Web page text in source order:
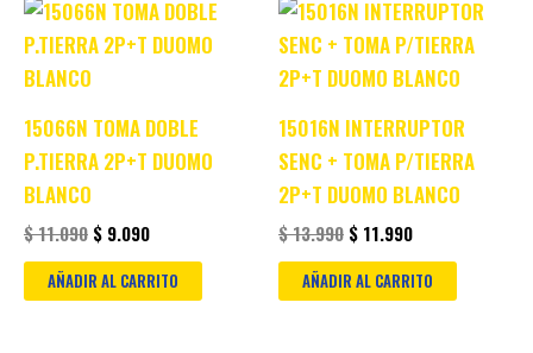
15066N TOMA DOBLE
P.TIERRA 2P+T DUOMO
BLANCO
$11.090
Original
price
was:
$ 9.090
Current
price
is:
AÑADIR AL CARRITO
15016N INTERRUPTOR
SENC + TOMA P/TIERRA
2P+T DUOMO BLANCO
$13.990
Original
price
was:
$ 13.990.
$ 11.990
Current
price
is:
$ 11.990.
AÑADIR AL CARRITO